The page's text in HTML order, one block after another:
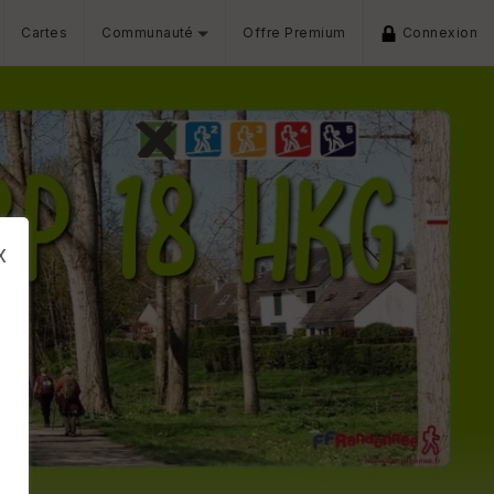
Cartes Communauté Offre Premium Connexion